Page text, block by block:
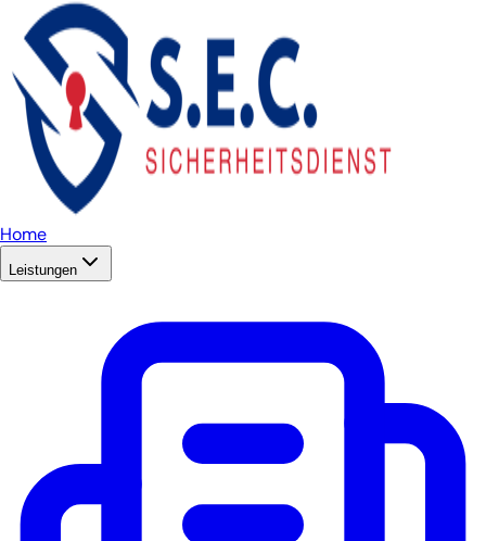
Home
Leistungen